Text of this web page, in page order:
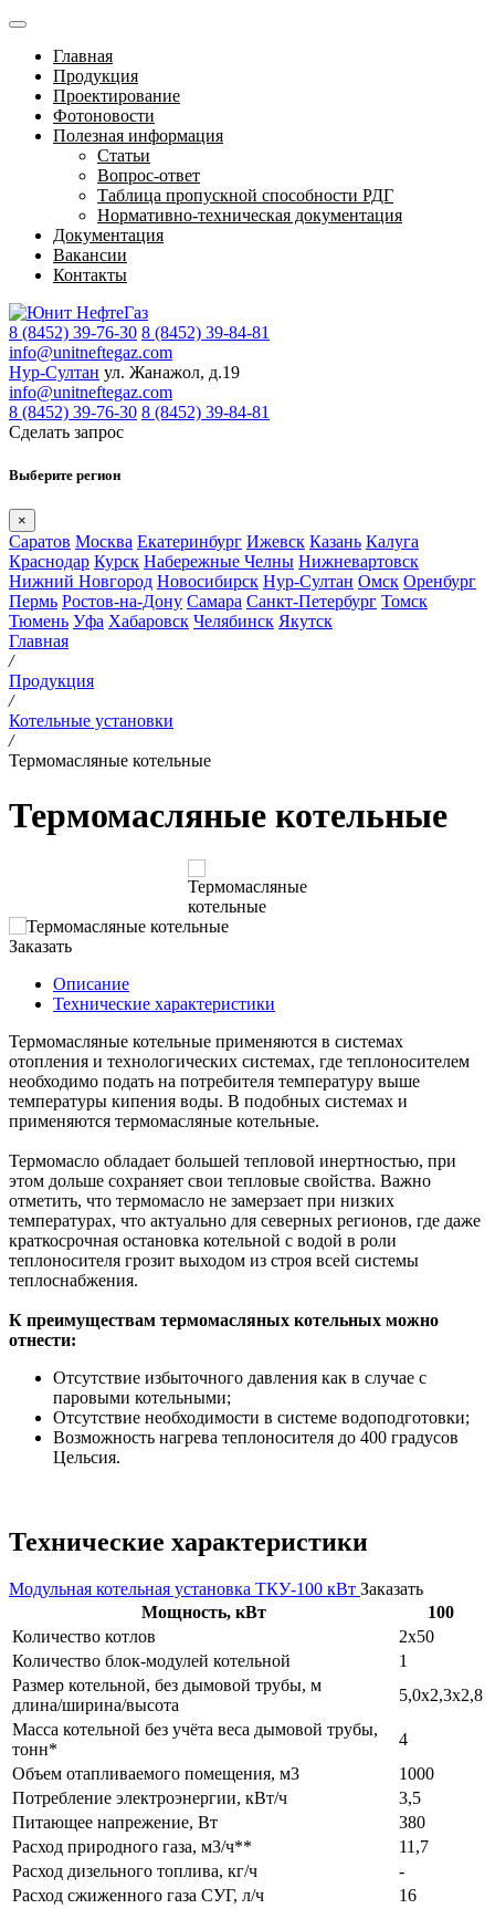
Главная
Продукция
Проектирование
Фотоновости
Полезная информация
Статьи
Вопрос-ответ
Таблица пропускной способности РДГ
Нормативно-техническая документация
Документация
Вакансии
Контакты
8 (8452) 39-76-30 8 (8452) 39-84-81
info@unitneftegaz.com
Нур-Султан ул. Жанажол, д.19
info@unitneftegaz.com
8 (8452) 39-76-30 8 (8452) 39-84-81
Сделать запрос
Выберите регион
×
Саратов Москва Екатеринбург Ижевск Казань Калуга
Краснодар Курск Набережные Челны Нижневартовск
Нижний Новгород Новосибирск Нур-Султан Омск Оренбург
Пермь Ростов-на-Дону Самара Санкт-Петербург Томск
Тюмень Уфа Хабаровск Челябинск Якутск
Главная
/
Продукция
/
Котельные установки
/
Термомасляные котельные
Термомасляные котельные
Заказать
Описание
Технические характеристики
Термомасляные котельные применяются в системах
отопления и технологических системах, где теплоносителем
необходимо подать на потребителя температуру выше
температуры кипения воды. В подобных системах и
применяются термомасляные котельные.
Термомасло обладает большей тепловой инертностью, при
этом дольше сохраняет свои тепловые свойства. Важно
отметить, что термомасло не замерзает при низких
температурах, что актуально для северных регионов, где даже
краткосрочная остановка котельной с водой в роли
теплоносителя грозит выходом из строя всей системы
теплоснабжения.
К преимуществам термомасляных котельных можно
отнести:
Отсутствие избыточного давления как в случае с
паровыми котельными;
Отсутствие необходимости в системе водоподготовки;
Возможность нагрева теплоносителя до 400 градусов
Цельсия.
Технические характеристики
Модульная котельная установка ТКУ-100 кВт Заказать
Мощность, кВт
100
Количество котлов
2х50
Количество блок-модулей котельной
1
Размер котельной, без дымовой трубы, м
длина/ширина/высота
5,0х2,3х2,8
Масса котельной без учёта веса дымовой трубы,
тонн*
4
Объем отапливаемого помещения, м3
1000
Потребление электроэнергии, кВт/ч
3,5
Питающее напрежение, Вт
380
Расход природного газа, м3/ч**
11,7
Расход дизельного топлива, кг/ч
-
Расход сжиженного газа СУГ, л/ч
16